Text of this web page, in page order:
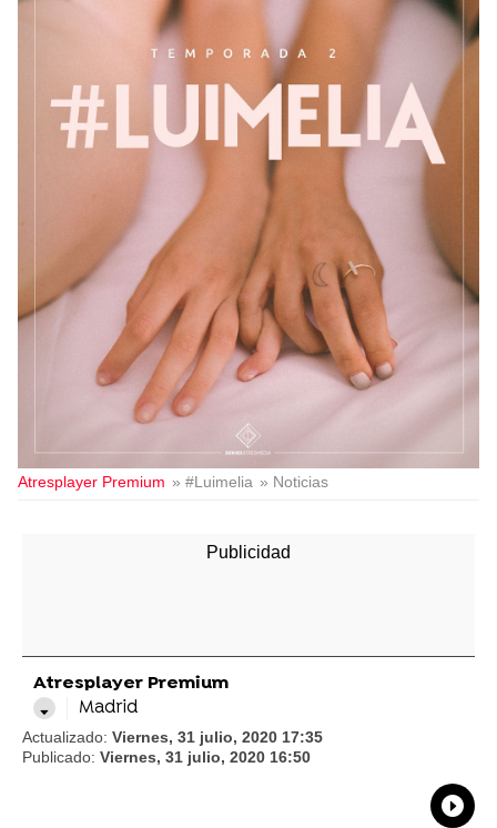
Atresplayer Premium » #Luimelia » Noticias
Atresplayer Premium
Madrid
Actualizado: Viernes, 31 julio, 2020 17:35
Publicado: Viernes, 31 julio, 2020 16:50